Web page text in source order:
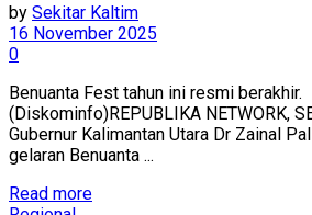
by Sekitar Kaltim
16 November 2025
0
Benuanta Fest tahun ini resmi berakhir.
(Diskominfo)REPUBLIKA NETWORK,
Gubernur Kalimantan Utara Dr Zainal
gelaran Benuanta ...
Read more